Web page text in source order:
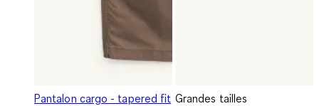
Pantalon cargo - tapered fit Grandes tailles